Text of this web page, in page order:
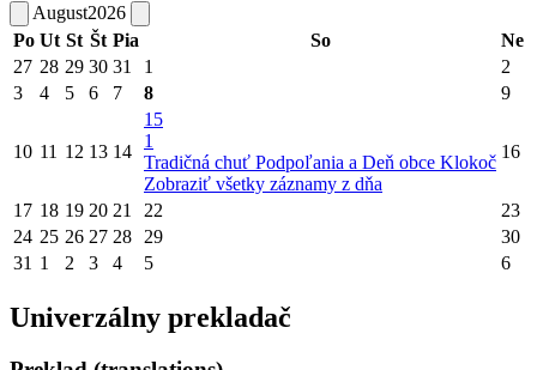
August2026
Po Ut St Št Pia So
Ne
27 28 29 30 31 1
2
3
4 5 6 7 8 9
10 11 12 13 14
15
1
Tradičná chuť Podpoľania a Deň obce Klokoč
Zobraziť všetky záznamy z dňa
16
17 18 19 20 21 22
23
24 25 26 27 28 29
30
31 1 2 3 4 5 6
Univerzálny prekladač